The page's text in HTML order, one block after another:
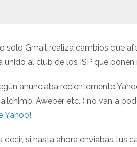
solo Gmail realiza cambios que
unido al club de los ISP que
anunciaba recientemente
Aweber etc. ) no van a
Yahoo!.
decir, si hasta ahora enviabas tus